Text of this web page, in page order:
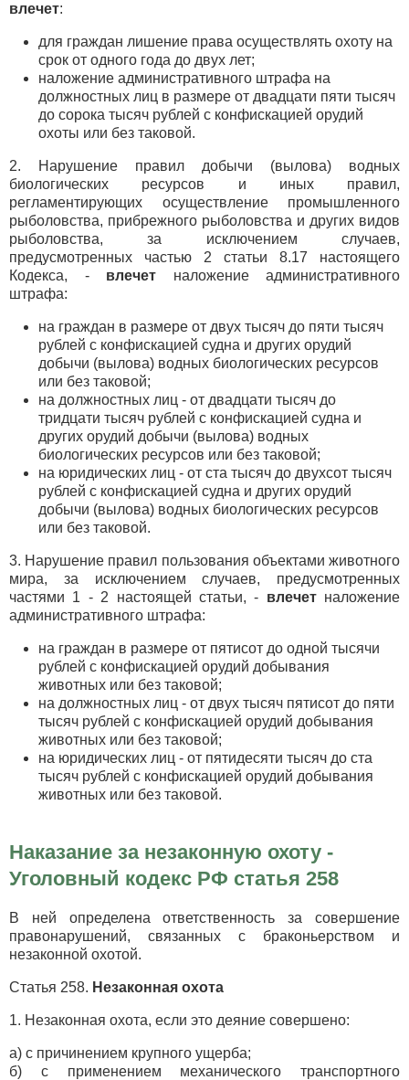
влечет:
для граждан лишение права осуществлять охоту на
срок от одного года до двух лет;
наложение административного штрафа на
должностных лиц в размере от двадцати пяти тысяч
до сорока тысяч рублей с конфискацией орудий
охоты или без таковой.
2. Нарушение правил добычи (вылова) водных
биологических ресурсов и иных правил,
регламентирующих осуществление промышленного
рыболовства, прибрежного рыболовства и других видов
рыболовства, за исключением случаев,
предусмотренных частью 2 статьи 8.17 настоящего
Кодекса, - влечет наложение административного
штрафа:
на граждан в размере от двух тысяч до пяти тысяч
рублей с конфискацией судна и других орудий
добычи (вылова) водных биологических ресурсов
или без таковой;
на должностных лиц - от двадцати тысяч до
тридцати тысяч рублей с конфискацией судна и
других орудий добычи (вылова) водных
биологических ресурсов или без таковой;
на юридических лиц - от ста тысяч до двухсот тысяч
рублей с конфискацией судна и других орудий
добычи (вылова) водных биологических ресурсов
или без таковой.
3. Нарушение правил пользования объектами животного
мира, за исключением случаев, предусмотренных
частями 1 - 2 настоящей статьи, - влечет наложение
административного штрафа:
на граждан в размере от пятисот до одной тысячи
рублей с конфискацией орудий добывания
животных или без таковой;
на должностных лиц - от двух тысяч пятисот до пяти
тысяч рублей с конфискацией орудий добывания
животных или без таковой;
на юридических лиц - от пятидесяти тысяч до ста
тысяч рублей с конфискацией орудий добывания
животных или без таковой.
Наказание за незаконную охоту -
Уголовный кодекс РФ статья 258
В ней определена ответственность за совершение
правонарушений, связанных с браконьерством и
незаконной охотой.
Статья 258. Незаконная охота
1. Незаконная охота, если это деяние совершено:
а) с причинением крупного ущерба;
б) с применением механического транспортного